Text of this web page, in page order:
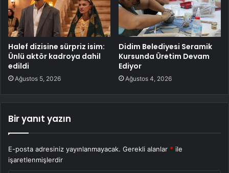
Halef dizisine sürpriz isim:
Ünlü aktör kadroya dahil
edildi
Ağustos 5, 2026
Didim Belediyesi Seramik
Kursunda Üretim Devam
Ediyor
Ağustos 4, 2026
Bir yanıt yazın
E-posta adresiniz yayınlanmayacak. Gerekli alanlar * ile
işaretlenmişlerdir